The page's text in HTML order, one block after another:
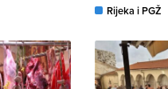
Rijeka i PGŽ